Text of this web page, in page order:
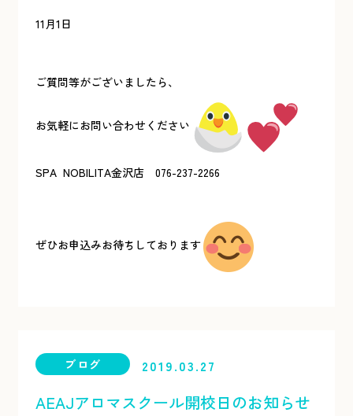
11月1日
ご質問等がございましたら、
お気軽にお問い合わせください
SPA NOBILITA金沢店 076-237-2266
ぜひお申込みお待ちしております
ブログ 2019.03.27
AEAJアロマスクール開校日のお知らせ